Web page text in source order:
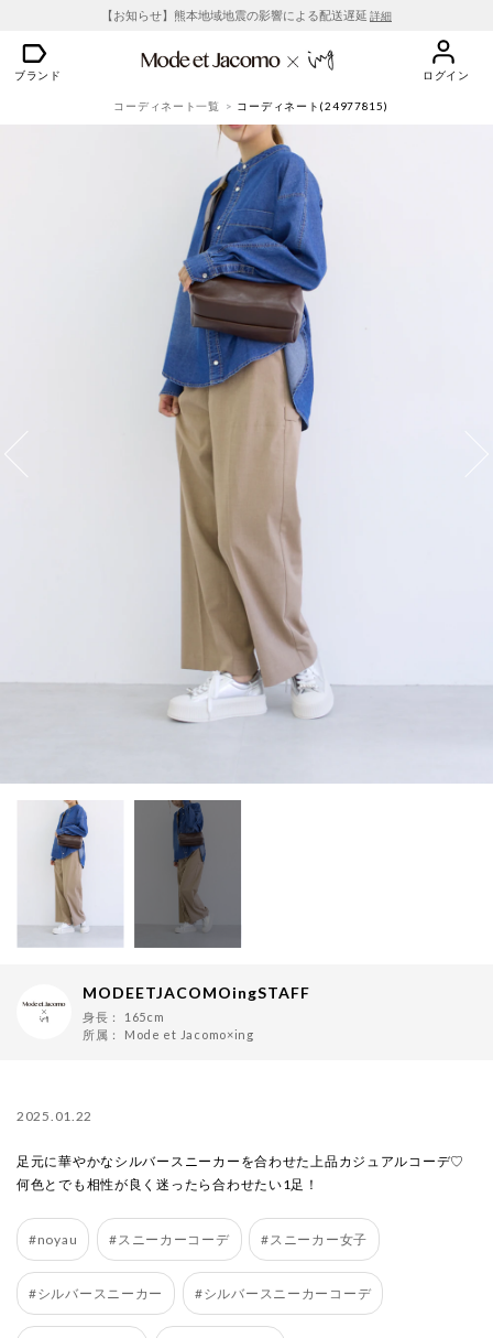
【お知らせ】熊本地域地震の影響による配送遅延 詳細
ブランド ログイン
コーディネート一覧 コーディネート(24977815)
MODEETJACOMOingSTAFF
身長：
165cm
所属： Mode et Jacomo×ing
2025.01.22
足元に華やかなシルバースニーカーを合わせた上品カジュアルコーデ♡
何色とでも相性が良く迷ったら合わせたい1足！
#noyau #スニーカーコーデ #スニーカー女子
#シルバースニーカー #シルバースニーカーコーデ